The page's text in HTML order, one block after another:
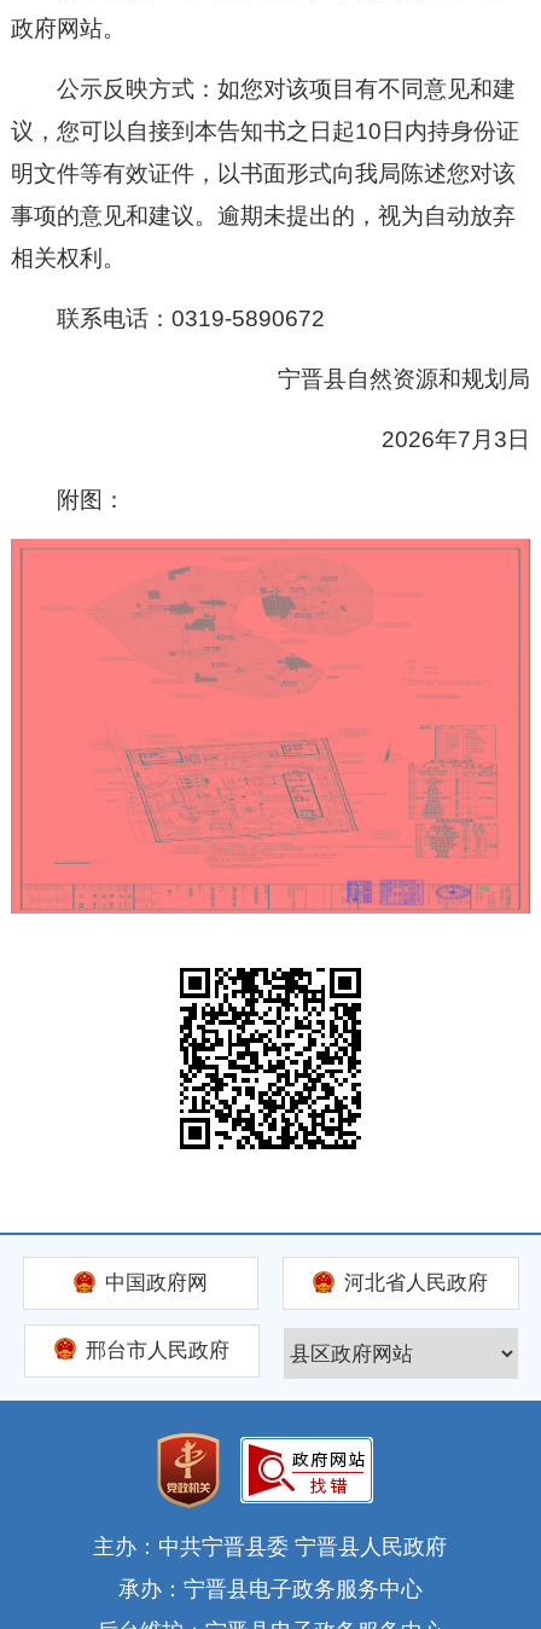
政府网站。
公示反映方式：如您对该项目有不同意见和建
议，您可以自接到本告知书之日起10日内持身份证
明文件等有效证件， 以书面形式向我局陈述您对该
事项的意见和建议。逾期未提出的，视为自动放弃
相关权利。
联系电话：0319-5890672
宁晋县自然资源和规划局
2026年7 月3 日
附图：
中国政府网 河北省人民政府
邢台市人民政府
主办：中共宁晋县委 宁晋县人民政府
承办：宁晋县电子政务服务中心